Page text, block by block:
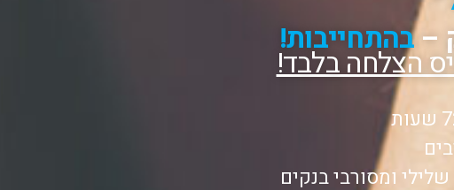
–בהתחייבות!
הצלחה בלבד!